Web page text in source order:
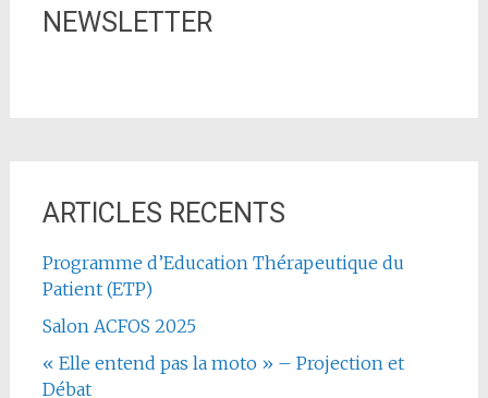
NEWSLETTER
ARTICLES RECENTS
Programme d’Education Thérapeutique du
Patient (ETP)
Salon ACFOS 2025
« Elle entend pas la moto » – Projection et
Débat